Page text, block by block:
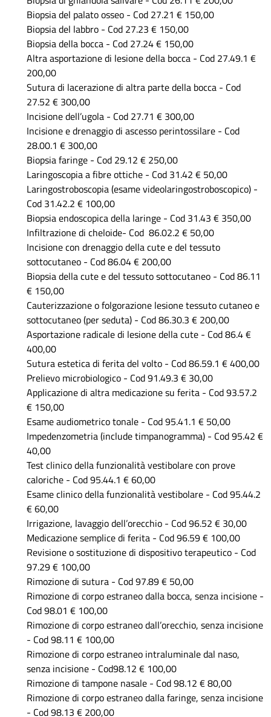
Biopsia del palato osseo - Cod 27.21 € 150,00
Biopsia del labbro - Cod 27.23 € 150,00
Biopsia della bocca - Cod 27.24 € 150,00
Altra asportazione di lesione della bocca - Cod 27.49.1 €
200,00
Sutura di lacerazione di altra parte della bocca - Cod
27.52 € 300,00
Incisione dell’ugola - Cod 27.71 € 300,00
Incisione e drenaggio di ascesso perintossilare - Cod
28.00.1 € 300,00
Biopsia faringe - Cod 29.12 € 250,00
Laringoscopia a fibre ottiche - Cod 31.42 € 50,00
Laringostroboscopia (esame videolaringostroboscopico) -
Cod 31.42.2 € 100,00
Biopsia endoscopica della laringe - Cod 31.43 € 350,00
Infiltrazione di cheloide- Cod 86.02.2 € 50,00
Incisione con drenaggio della cute e del tessuto
sottocutaneo - Cod 86.04 € 200,00
Biopsia della cute e del tessuto sottocutaneo - Cod 86.11
€ 150,00
Cauterizzazione o folgorazione lesione tessuto cutaneo e
sottocutaneo (per seduta) - Cod 86.30.3 € 200,00
Asportazione radicale di lesione della cute - Cod 86.4 €
400,00
Sutura estetica di ferita del volto - Cod 86.59.1 € 400,00
Prelievo microbiologico - Cod 91.49.3 € 30,00
Applicazione di altra medicazione su ferita - Cod 93.57.2
€ 150,00
Esame audiometrico tonale - Cod 95.41.1 € 50,00
Impedenzometria (include timpanogramma) - Cod 95.42 €
40,00
Test clinico della funzionalità vestibolare con prove
caloriche - Cod 95.44.1 € 60,00
Esame clinico della funzionalità vestibolare - Cod 95.44.2
€ 60,00
Irrigazione, lavaggio dell’orecchio - Cod 96.52 € 30,00
Medicazione semplice di ferita - Cod 96.59 € 100,00
Revisione o sostituzione di dispositivo terapeutico - Cod
97.29 € 100,00
Rimozione di sutura - Cod 97.89 € 50,00
Rimozione di corpo estraneo dalla bocca, senza incisione -
Cod 98.01 € 100,00
Rimozione di corpo estraneo dall’orecchio, senza incisione
- Cod 98.11 € 100,00
Rimozione di corpo estraneo intraluminale dal naso,
senza incisione - Cod98.12 € 100,00
Rimozione di tampone nasale - Cod 98.12 € 80,00
Rimozione di corpo estraneo dalla faringe, senza incisione
- Cod 98.13 € 200,00